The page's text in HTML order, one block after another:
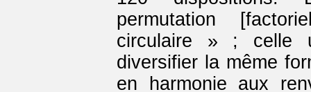
permutation
circulaire » ; celle
diversifier la même
en harmonie aux